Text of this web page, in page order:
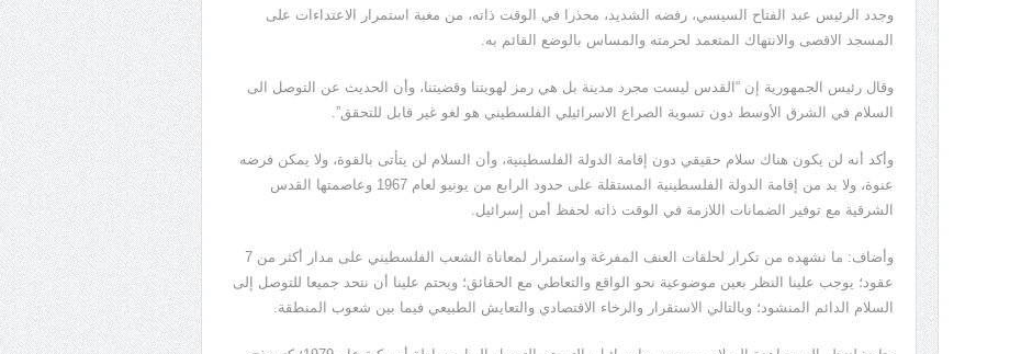
وجدد الرئيس عبد الفتاح السيسي، رفضه الشديد، محذرا في الوقت ذاته، من مغبة استمرار الاعتداءات على
المسجد الاقصى والانتهاك المتعمد لحرمته والمساس بالوضع القائم به.
وقال رئيس الجمهورية إن “القدس ليست مجرد مدينة بل هي رمز لهويتنا وقضيتنا، وأن الحديث عن التوصل الى
السلام في الشرق الأوسط دون تسوية الصراع الاسرائيلي الفلسطيني هو لغو غير قابل للتحقق”.
وأكد أنه لن يكون هناك سلام حقيقي دون إقامة الدولة الفلسطينية، وأن السلام لن يتأتى بالقوة، ولا يمكن فرضه
عنوة، ولا بد من إقامة الدولة الفلسطينية المستقلة على حدود الرابع من يونيو لعام 1967 وعاصمتها القدس
الشرقية مع توفير الضمانات اللازمة في الوقت ذاته لحفظ أمن إسرائيل.
وأضاف: ما نشهده من تكرار لحلقات العنف المفرغة واستمرار لمعاناة الشعب الفلسطيني على مدار أكثر من 7
عقود؛ يوجب علينا النظر بعين موضوعية نحو الواقع والتعاطي مع الحقائق؛ ويحتم علينا أن نتحد جميعا للتوصل إلى
السلام الدائم المنشود؛ وبالتالي الاستقرار والرخاء الاقتصادي والتعايش الطبيعي فيما بين شعوب المنطقة.